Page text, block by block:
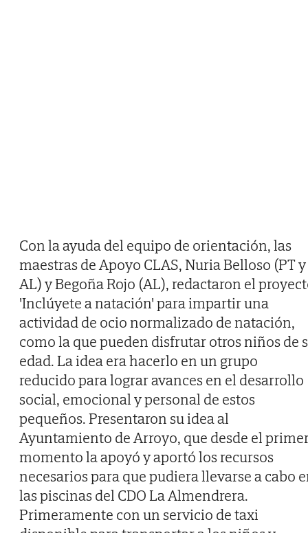
Con la ayuda del equipo de orientación, las
maestras de Apoyo CLAS, Nuria Belloso (PT y
AL) y Begoña Rojo (AL), redactaron el
'Inclúyete a natación' para impartir una
actividad de ocio normalizado de natación,
como la que pueden disfrutar otros niños de
edad. La idea era hacerlo en un grupo
reducido para lograr avances en el desarrollo
social, emocional y personal de estos
pequeños. Presentaron su idea al
Ayuntamiento de Arroyo, que desde el
momento la apoyó y aportó los recursos
necesarios para que pudiera llevarse a cabo
las piscinas del CDO La Almendrera.
Primeramente con un servicio de taxi